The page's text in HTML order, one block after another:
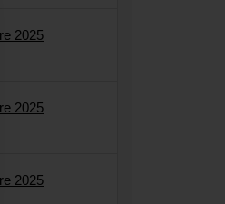
2025
2025
2025